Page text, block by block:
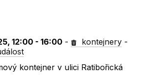
12:00 - 16:00 - kontejnery -
kontejner v ulici Ratibořická